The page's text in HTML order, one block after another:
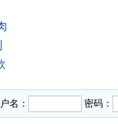
名： 密码：